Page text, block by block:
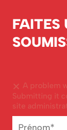
FAITES
A problem
Submitting it
site